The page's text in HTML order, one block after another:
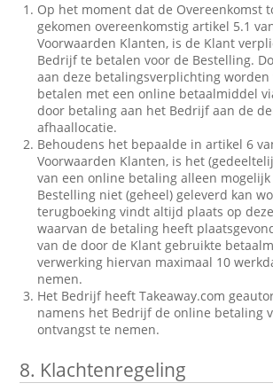
Op het moment dat de Overeenkomst
gekomen overeenkomstig artikel 5.1
Voorwaarden Klanten, is de Klant
Bedrijf te betalen voor de Bestelling.
aan deze betalingsverplichting worden
betalen met een online betaalmiddel
door betaling aan het Bedrijf aan de
afhaallocatie.
Behoudens het bepaalde in artikel 6
Voorwaarden Klanten, is het
van een online betaling alleen
Bestelling niet (geheel) geleverd kan
terugboeking vindt altijd plaats op
waarvan de betaling heeft
van de door de Klant gebruikte
verwerking hiervan maximaal 10
nemen.
Het Bedrijf heeft Takeaway.com
namens het Bedrijf de online betaling
ontvangst te nemen.
8. Klachtenregeling